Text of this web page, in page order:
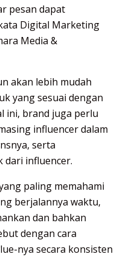
pesan dapat
Digital Marketing
Media &
akan lebih mudah
yang sesuai dengan
ini, brand juga perlu
influencer dalam
serta
dari influencer.
paling memahami
berjalannya waktu,
dan bahkan
dengan cara
nya secara konsisten